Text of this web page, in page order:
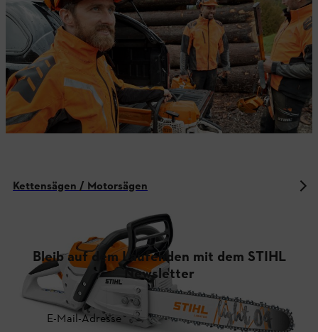
Kettensägen / Motorsägen
Bleib auf dem Laufenden mit dem STIHL
Newsletter
E-Mail-Adresse